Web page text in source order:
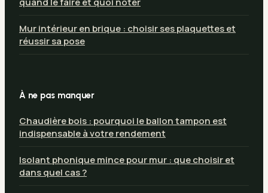
Mur intérieur en brique : choisir ses plaquettes et
réussir sa pose
À ne pas manquer
Chaudière bois : pourquoi le ballon tampon est
indispensable à votre rendement
Isolant phonique mince pour mur : que choisir et
dans quel cas ?